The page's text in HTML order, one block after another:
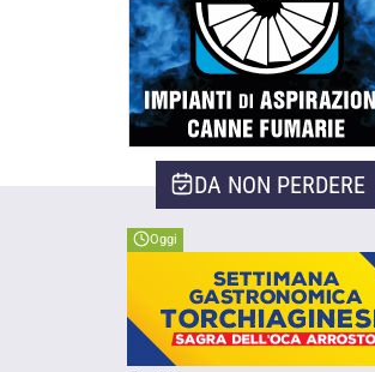
DA NON PERDERE
Oggi